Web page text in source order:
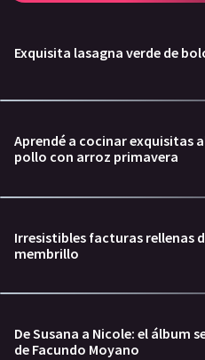
Exquisita lasagna verde de
Aprendé a cocinar exquisitas
pollo con arroz primavera
Irresistibles facturas rellenas
membrillo
De Susana a Nicole: el álbum
de Facundo Moyano